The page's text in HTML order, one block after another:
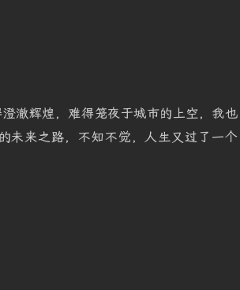
澈辉煌，难得笼夜于城市的上空，我也
未来之路，不知不觉，人生又过了一个